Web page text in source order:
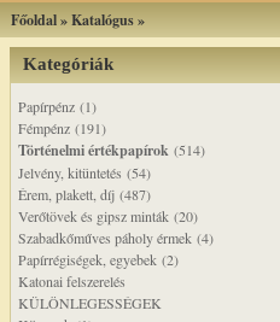
Főoldal»Katalógus»
Kategóriák
Papírpénz (1)
Fémpénz (191)
Történelmi értékpapírok (514)
Jelvény, kitüntetés (54)
Érem, plakett, díj (487)
Verőtövek és gipsz minták (20)
Szabadkőműves páholy érmek (4)
Papírrégiségek, egyebek (2)
Katonai felszerelés
KÜLÖNLEGESSÉGEK